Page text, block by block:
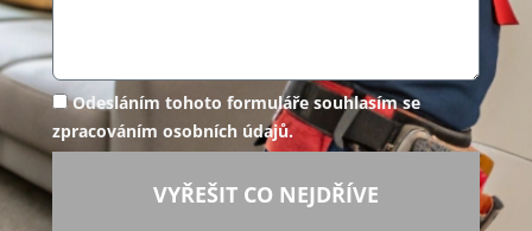
Odesláním tohoto formuláře souhlasím se
zpracováním osobních údajů.
VYŘEŠIT CO NEJDŘÍVE